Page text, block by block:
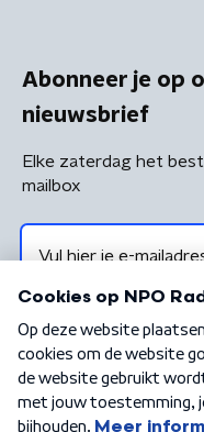
Abonneer je op
nieuwsbrief
Elke zaterdag het
mailbox
Algemene voorwaarden